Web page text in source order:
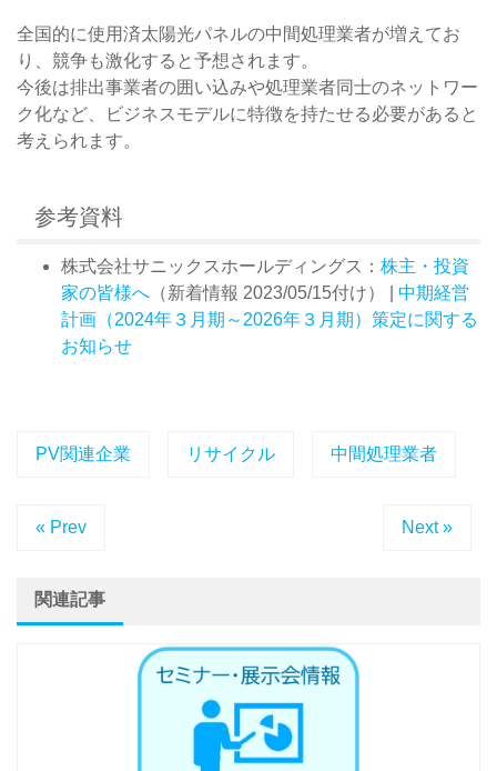
全国的に使用済太陽光パネルの中間処理業者が増えてお
り、競争も激化すると予想されます。
今後は排出事業者の囲い込みや処理業者同士のネットワー
ク化など、ビジネスモデルに特徴を持たせる必要があると
考えられます。
参考資料
株式会社サニックスホールディングス： 株主・投資
家の皆様へ （新着情報 2023/05/15付け） | 中期経営
計画（2024年３月期～2026年３月期）策定に関する
お知らせ
PV関連企業 リサイクル 中間処理業者
« Prev Next »
関連記事